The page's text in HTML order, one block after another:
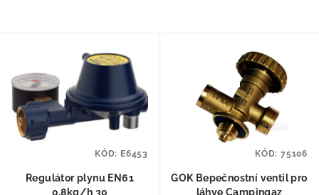
Regulátor plynu EN61
0,8kg/h 30
KÓD: E6453
GOK Bepečnostní ventil pro
láhve Campingaz
KÓD: 75106